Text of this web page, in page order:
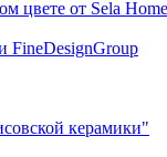
цвете от Sela Home
FineDesignGroup
керамики"